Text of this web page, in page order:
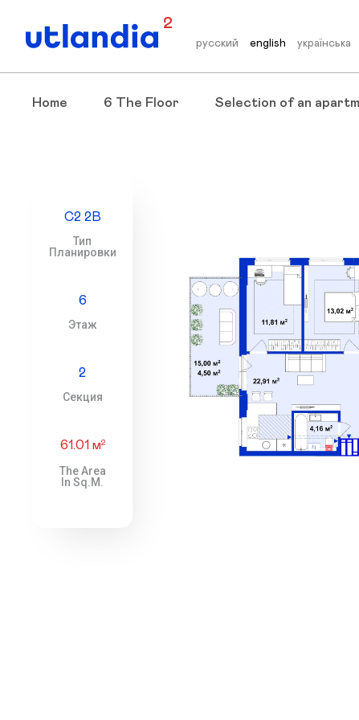
2
русский english українська
Home 6 The Floor Selection of an
С2 2В
Тип
Планировки
6
Этаж
2
Секция
61.01 м2
The Area
In Sq.m.